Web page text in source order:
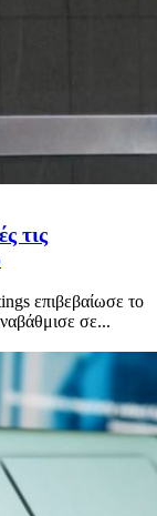
τις
επιβεβαίωσε το
σε...